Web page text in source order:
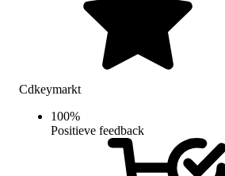
Cdkeymarkt
100%
Positieve feedback